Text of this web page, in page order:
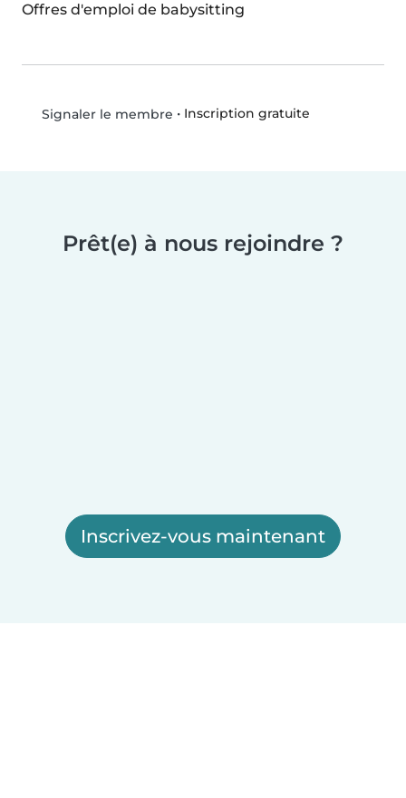
Offres d'emploi de babysitting
Signaler le membre • Inscription gratuite
Prêt(e) à nous rejoindre ?
Inscrivez-vous maintenant